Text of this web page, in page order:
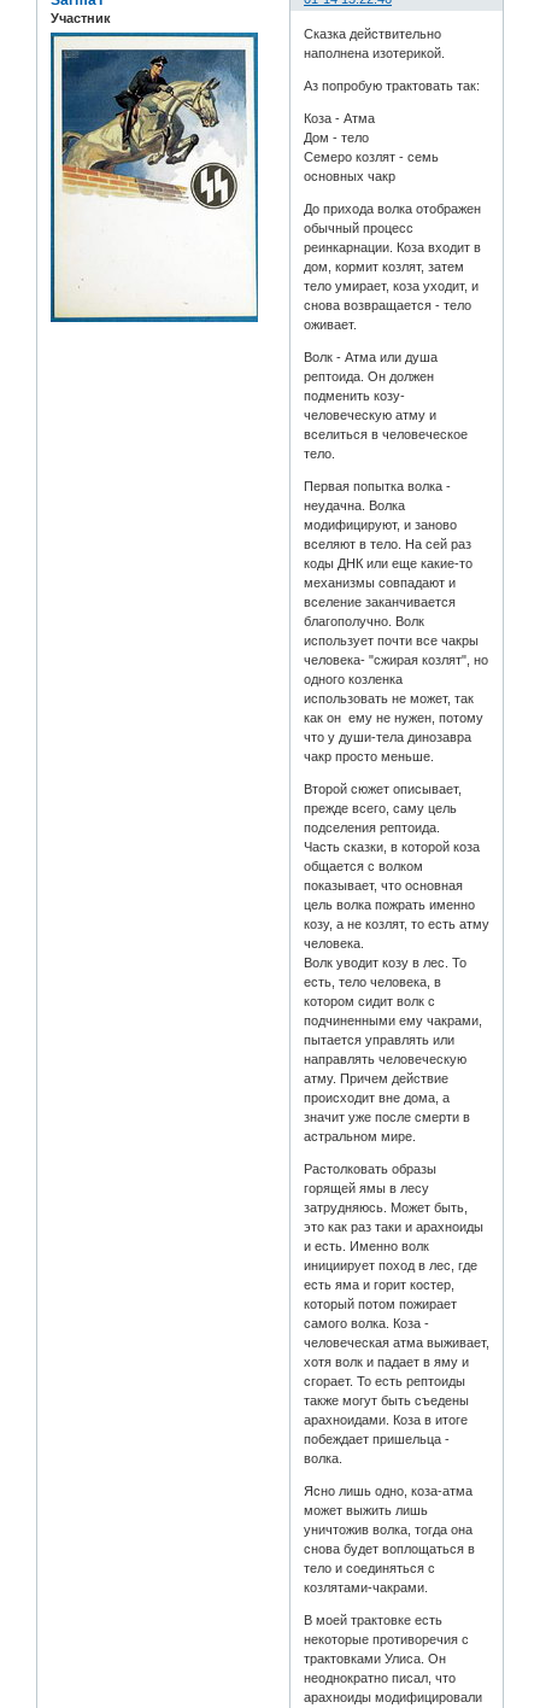
Участник
Сказка действительно
наполнена изотерикой.
Аз попробую трактовать так:
Коза - Атма
Дом - тело
Семеро козлят - семь
основных чакр
До прихода волка отображен
обычный процесс
реинкарнации. Коза входит в
дом, кормит козлят, затем
тело умирает, коза уходит, и
снова возвращается - тело
оживает.
Волк - Атма или душа
рептоида. Он должен
подменить козу-
человеческую атму и
вселиться в человеческое
тело.
Первая попытка волка -
неудачна. Волка
модифицируют, и заново
вселяют в тело. На сей раз
коды ДНК или еще какие-то
механизмы совпадают и
вселение заканчивается
благополучно. Волк
использует почти все чакры
человека- "сжирая козлят", но
одного козленка
использовать не может, так
как он ему не нужен, потому
что у души-тела динозавра
чакр просто меньше.
Второй сюжет описывает,
прежде всего, саму цель
подселения рептоида.
Часть сказки, в которой коза
общается с волком
показывает, что основная
цель волка пожрать именно
козу, а не козлят, то есть атму
человека.
Волк уводит козу в лес. То
есть, тело человека, в
котором сидит волк с
подчиненными ему чакрами,
пытается управлять или
направлять человеческую
атму. Причем действие
происходит вне дома, а
значит уже после смерти в
астральном мире.
Растолковать образы
горящей ямы в лесу
затрудняюсь. Может быть,
это как раз таки и арахноиды
и есть. Именно волк
инициирует поход в лес, где
есть яма и горит костер,
который потом пожирает
самого волка. Коза -
человеческая атма выживает,
хотя волк и падает в яму и
сгорает. То есть рептоиды
также могут быть съедены
арахноидами. Коза в итоге
побеждает пришельца -
волка.
Ясно лишь одно, коза-атма
может выжить лишь
уничтожив волка, тогда она
снова будет воплощаться в
тело и соединяться с
козлятами-чакрами.
В моей трактовке есть
некоторые противоречия с
трактовками Улиса. Он
неоднократно писал, что
арахноиды модифицировали